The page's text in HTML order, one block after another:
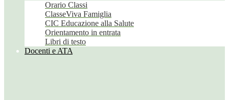
Orario Classi
ClasseViva Famiglia
CIC Educazione alla Salute
Orientamento in entrata
Libri di testo
Docenti e ATA